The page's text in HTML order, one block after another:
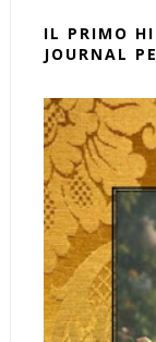
IL PRIMO
JOURNAL